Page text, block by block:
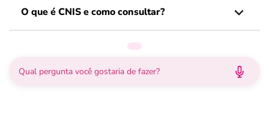
O que é CNIS e como consultar?